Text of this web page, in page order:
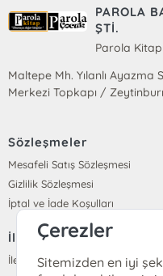
PAROLA
ŞTİ.
Parola Kitap
Maltepe Mh. Yılanlı Ayazma
Merkezi Topkapı /
Sözleşmeler
Mesafeli Satış Sözleşmesi
Gizlilik Sözleşmesi
İptal ve İade Koşulları
İletişim
İletişim
Çerezler
Sitemizden en iyi